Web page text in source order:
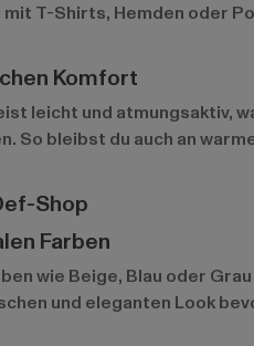
T-Shirts, Hemden oder
Komfort
leicht und atmungsaktiv,
So bleibst du auch an
Shop
Farben
wie Beige, Blau oder
und eleganten Look